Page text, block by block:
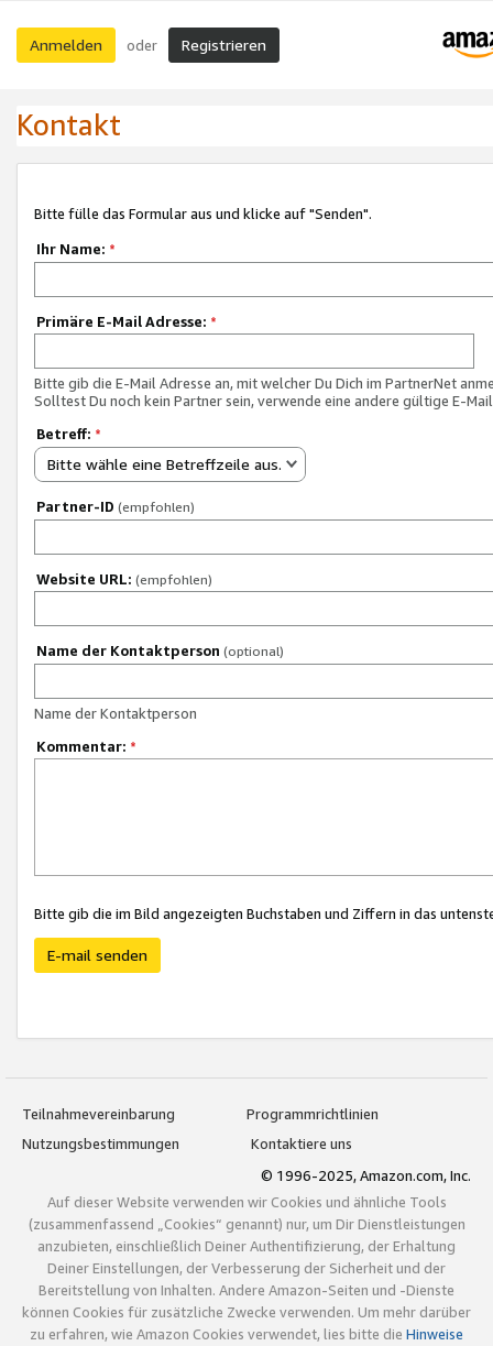
Anmelden oder Registrieren
Kontakt
Bitte fülle das Formular aus und klicke auf "Senden".
Ihr Name: *
Primäre E-Mail Adresse: *
Bitte gib die E-Mail Adresse an, mit welcher Du Dich im PartnerNet
Solltest Du noch kein Partner sein, verwende eine andere gültige E-
Betreff: *
Bitte wähle eine Betreffzeile aus.
Partner-ID (empfohlen)
Website URL: (empfohlen)
Name der Kontaktperson (optional)
Name der Kontaktperson
Kommentar: *
Bitte gib die im Bild angezeigten Buchstaben und Ziffern in das
E-mail senden
Teilnahmevereinbarung
Programmrichtlinien
Nutzungsbestimmungen
Kontaktiere uns
© 1996-2025, Amazon.com, Inc.
Auf dieser Website verwenden wir Cookies und ähnliche Tools
(zusammenfassend „Cookies“ genannt) nur, um Dir Dienstleistungen
anzubieten, einschließlich Deiner Authentifizierung, der Erhaltung
Deiner Einstellungen, der Verbesserung der Sicherheit und der
Bereitstellung von Inhalten. Andere Amazon-Seiten und -Dienste
können Cookies für zusätzliche Zwecke verwenden. Um mehr darüber
zu erfahren, wie Amazon Cookies verwendet, lies bitte die Hinweise